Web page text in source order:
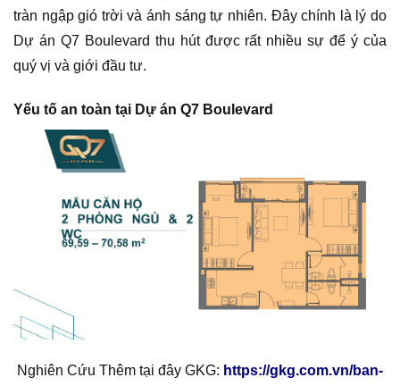
tràn ngập gió trời và ánh sáng tự nhiên. Đây chính là lý do
Dự án Q7 Boulevard thu hút được rất nhiều sự để ý của
quý vị và giới đầu tư.
Yếu tố an toàn tại Dự án Q7 Boulevard
Nghiên Cứu Thêm tại đây GKG: https://gkg.com.vn/ban-